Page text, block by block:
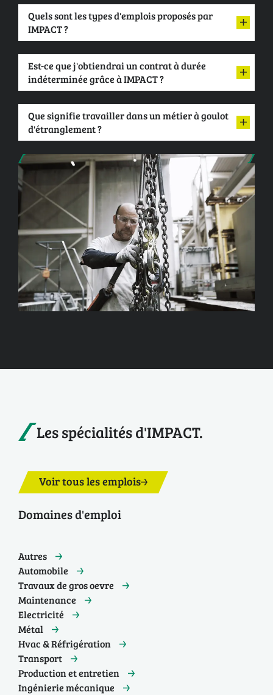
Quels sont les types d'emplois proposés par
IMPACT ?
Est-ce que j'obtiendrai un contrat à durée
indéterminée grâce à IMPACT ?
Que signifie travailler dans un métier à goulot
d'étranglement ?
Les spécialités d'IMPACT.
Voir tous les emplois
Domaines d'emploi
Autres
Automobile
Travaux de gros oevre
Maintenance
Electricité
Métal
Hvac & Réfrigération
Transport
Production et entretien
Ingénierie mécanique